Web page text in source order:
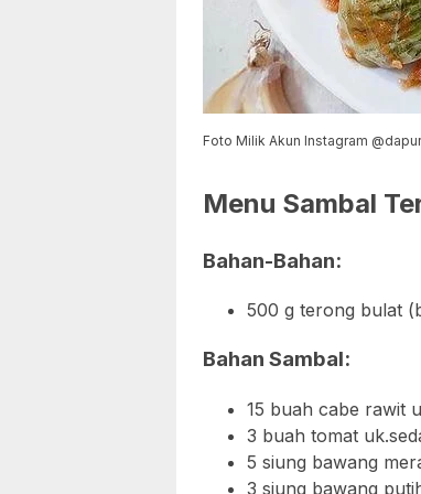
Foto Milik Akun Instagram
Menu Sambal
Bahan-Bahan:
500 g terong bulat
Bahan Sambal:
15 buah cabe rawit
3 buah tomat
5 siung bawang
3 siung bawang